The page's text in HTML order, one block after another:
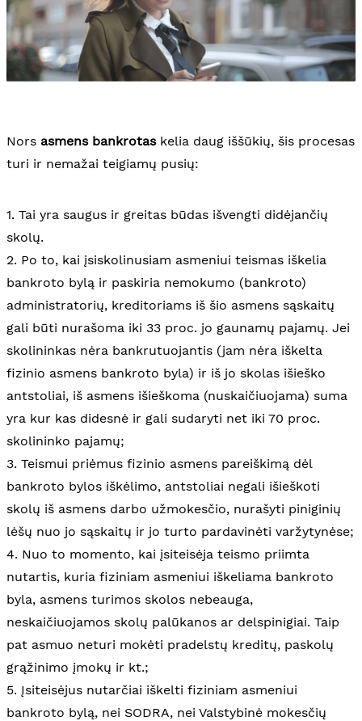
Nors asmens bankrotaskelia daug iššūkių, šis procesas
turi ir nemažai teigiamų pusių:
1. Tai yra saugus ir greitas būdas išvengti didėjančių
skolų.
2. Po to, kai įsiskolinusiam asmeniui teismas iškelia
bankroto bylą ir paskiria nemokumo (bankroto)
administratorių, kreditoriams iš šio asmens sąskaitų
gali būti nurašoma iki 33 proc. jo gaunamų pajamų. Jei
skolininkas nėra bankrutuojantis (jam nėra iškelta
fizinio asmens bankroto byla) ir iš jo skolas išieško
antstoliai, iš asmens išieškoma (nuskaičiuojama) suma
yra kur kas didesnė ir gali sudaryti net iki 70 proc.
skolininko pajamų;
3. Teismui priėmus fizinio asmens pareiškimą dėl
bankroto bylos iškėlimo, antstoliai negali išieškoti
skolų iš asmens darbo užmokesčio, nurašyti piniginių
lėšų nuo jo sąskaitų ir jo turto pardavinėti varžytynėse;
4. Nuo to momento, kai įsiteisėja teismo priimta
nutartis, kuria fiziniam asmeniui iškeliama bankroto
byla, asmens turimos skolos nebeauga,
neskaičiuojamos skolų palūkanos ar delspinigiai. Taip
pat asmuo neturi mokėti pradelstų kreditų, paskolų
grąžinimo įmokų ir kt.;
5. Įsiteisėjus nutarčiai iškelti fiziniam asmeniui
bankroto bylą, nei SODRA, nei Valstybinė mokesčių